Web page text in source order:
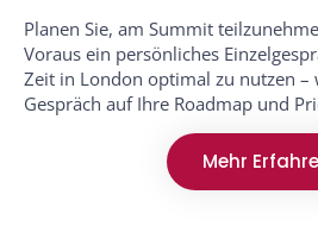
Planen Sie, am Summit
Voraus ein persönliches
Zeit in London optimal zu nutzen –
Gespräch auf Ihre Roadmap und
Mehr